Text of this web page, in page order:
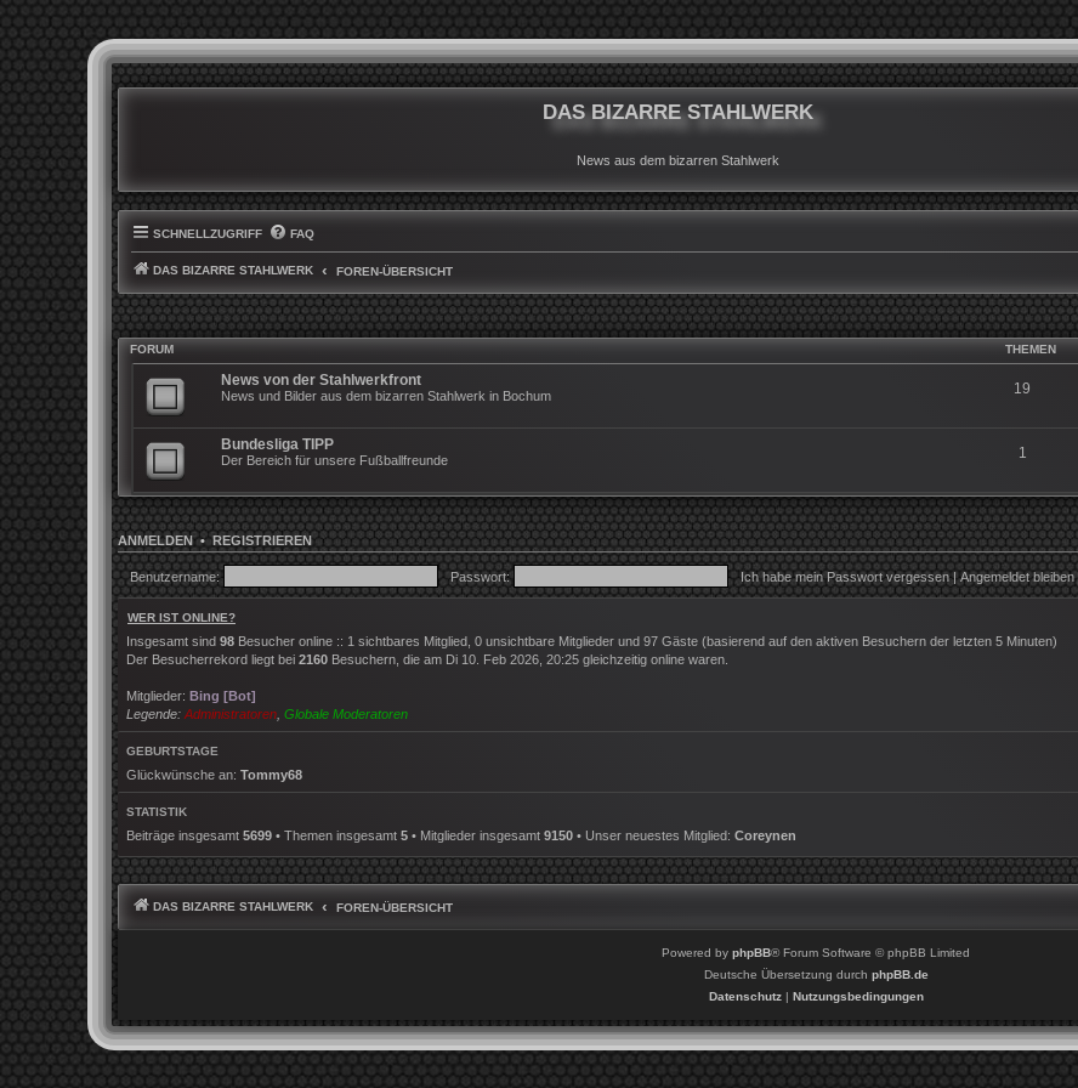
DAS BIZARRE STAHLWERK
News aus dem bizarren Stahlwerk
SCHNELLZUGRIFF FAQ
DAS BIZARRE STAHLWERK FOREN-ÜBERSICHT
FORUM
THEMEN
News von der Stahlwerkfront
News und Bilder aus dem bizarren Stahlwerk in Bochum 19
Bundesliga TIPP
Der Bereich für unsere Fußballfreunde 1
ANMELDEN•REGISTRIEREN
Benutzername: Passwort: Ich habe mein Passwort vergessen | Angemeldet bleiben
WER IST ONLINE?
Insgesamt sind 98 Besucher online :: 1 sichtbares Mitglied, 0 unsichtbare Mitglieder und 97 Gäste (basierend auf den aktiven Besuchern der letzten 5 Minuten)
Der Besucherrekord liegt bei 2160 Besuchern, die am Di 10. Feb 2026, 20:25 gleichzeitig online waren.
Mitglieder: Bing [Bot]
Legende: Administratoren Globale Moderatoren
GEBURTSTAGE
Glückwünsche an: Tommy68
STATISTIK
Beiträge insgesamt 5699 • Themen insgesamt 5 • Mitglieder insgesamt 9150 • Unser neuestes Mitglied: Coreynen
DAS BIZARRE STAHLWERK FOREN-ÜBERSICHT
Powered by phpBB® Forum Software © phpBB Limited
Deutsche Übersetzung durch phpBB.de
Datenschutz| Nutzungsbedingungen